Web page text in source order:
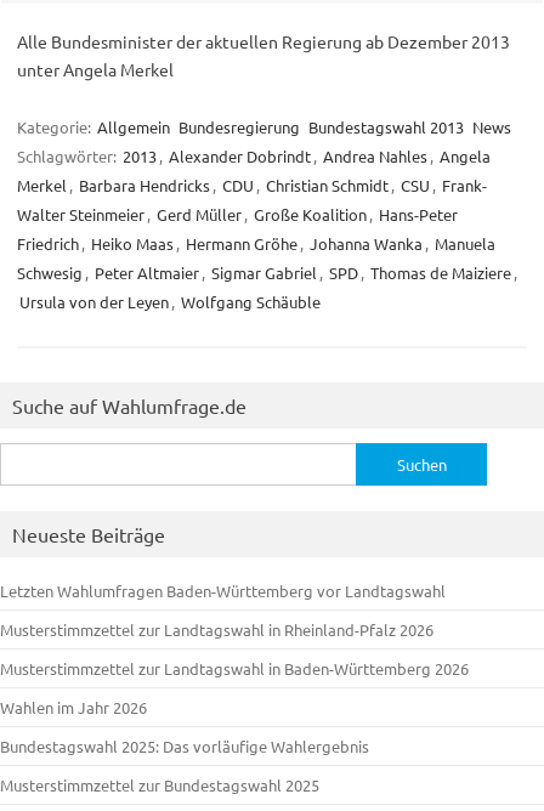
Alle Bundesminister der aktuellen Regierung ab Dezember 2013
unter Angela Merkel
Kategorie: Allgemein Bundesregierung Bundestagswahl 2013 News
Schlagwörter: 2013, Alexander Dobrindt, Andrea Nahles, Angela
Merkel , Barbara Hendricks, CDU , Christian Schmidt, CSU , Frank-
Walter Steinmeier, Gerd Müller, Große Koalition, Hans-Peter
Friedrich, Heiko Maas, Hermann Gröhe, Johanna Wanka , Manuela
Schwesig , Peter Altmaier, Sigmar Gabriel , SPD, Thomas de Maiziere,
Ursula von der Leyen, Wolfgang Schäuble
Suche auf Wahlumfrage.de
nach:
Neueste Beiträge
Letzten Wahlumfragen Baden-Württemberg vor Landtagswahl
Musterstimmzettel zur Landtagswahl in Rheinland-Pfalz 2026
Musterstimmzettel zur Landtagswahl in Baden-Württemberg 2026
Wahlen im Jahr 2026
Bundestagswahl 2025: Das vorläufige Wahlergebnis
Musterstimmzettel zur Bundestagswahl 2025